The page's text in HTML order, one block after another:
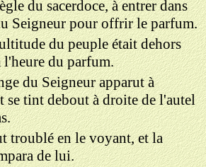
du sacerdoce, à entrer dans
Seigneur pour offrir le parfum.
du peuple était dehors
l'heure du parfum.
du Seigneur apparut à
se tint debout à droite de l'autel
troublé en le voyant, et la
de lui.